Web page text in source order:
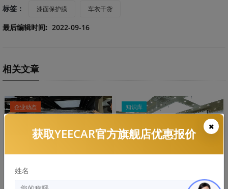
标签： 漆面保护膜 车衣干货
最后编辑时间: 2022-09-16
相关文章
企业动态
贴隐形车衣需要多久？时间长
知识库
隐形车衣是厚的比薄的更好
获取YEECAR官方旗舰店优惠报价
姓名